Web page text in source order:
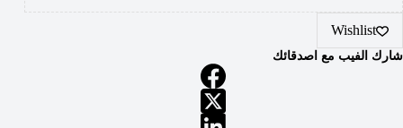
Wishlist
شارك الفيب مع اصدقائك